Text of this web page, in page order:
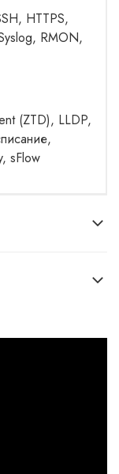
HTTPS,
RMON,
(ZTD), LLDP,
sFlow